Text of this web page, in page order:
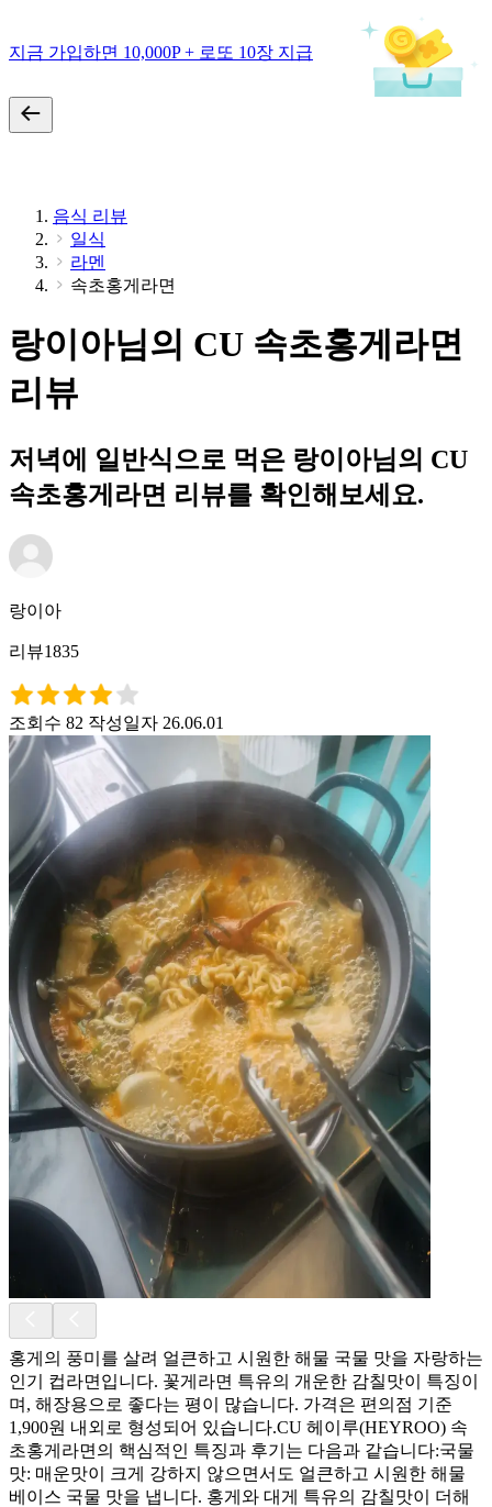
지금 가입하면 10,000P + 로또 10장 지급
음식 리뷰
일식
라멘
속초홍게라면
랑이아님의 CU 속초홍게라면
리뷰
저녁에 일반식으로 먹은 랑이아님의 CU
속초홍게라면 리뷰를 확인해보세요.
랑이아
리뷰1835
조회수 82 작성일자 26.06.01
홍게의 풍미를 살려 얼큰하고 시원한 해물 국물 맛을 자랑하는
인기 컵라면입니다. 꽃게라면 특유의 개운한 감칠맛이 특징이
며, 해장용으로 좋다는 평이 많습니다. 가격은 편의점 기준
1,900원 내외로 형성되어 있습니다.CU 헤이루(HEYROO) 속
초홍게라면의 핵심적인 특징과 후기는 다음과 같습니다:국물
맛: 매운맛이 크게 강하지 않으면서도 얼큰하고 시원한 해물
베이스 국물 맛을 냅니다. 홍게와 대게 특유의 감칠맛이 더해